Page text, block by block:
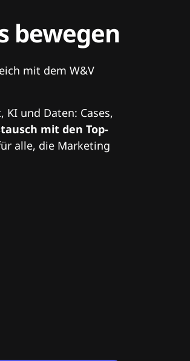
bewegen
mit dem W&V
KI und Daten: Cases,
mit den Top-
alle, die Marketing